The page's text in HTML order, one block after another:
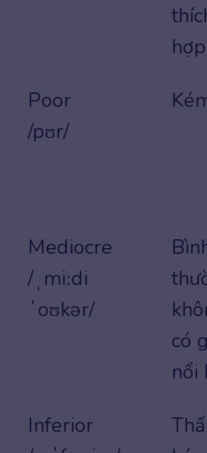
hợp
Poor
/pʊr/
Mediocre
/ˌmiːdi
ˈoʊkər/
có
nổi
Inferior